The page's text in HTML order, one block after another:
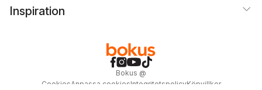
Inspiration
Bokus @
Cookies Anpassa cookiesIntegritetspolicyKöpvillkor